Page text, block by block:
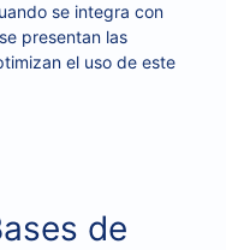
se integra con
presentan las
el uso de este
de